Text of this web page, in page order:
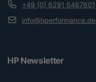
+49 (0) 6291 6487601
info@hperformance.de
HP Newsletter